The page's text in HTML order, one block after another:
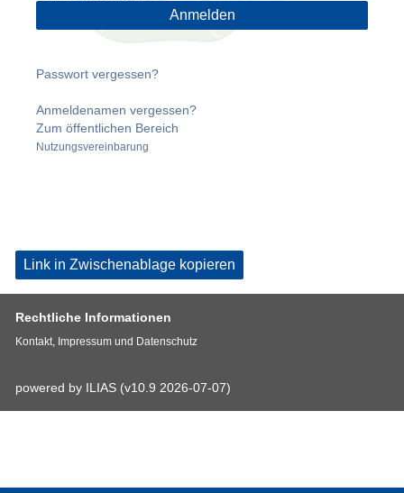
Anmelden
Passwort vergessen?
Anmeldenamen vergessen?
Zum öffentlichen Bereich
Nutzungsvereinbarung
Link in Zwischenablage kopieren
Rechtliche Informationen
Kontakt, Impressum und Datenschutz
powered by ILIAS (v10.9 2026-07-07)